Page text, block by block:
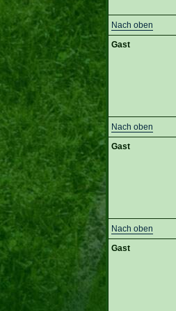
Nach oben
Gast
Nach oben
Gast
Nach oben
Gast